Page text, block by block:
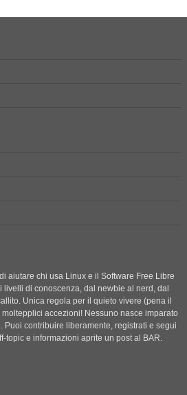
aiutare chi usa Linux e il Software Free Libre
livelli di conoscenza, dal newbie al nerd, dal
Unica regola per il quieto vivere (pena il
accezioni! Nessuno nasce imparato
Puoi contribuire liberamente, registrati e segui
topic e informazioni aprite un post al BAR.